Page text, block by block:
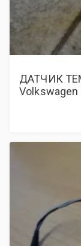
ДАТЧИК
Volkswagen